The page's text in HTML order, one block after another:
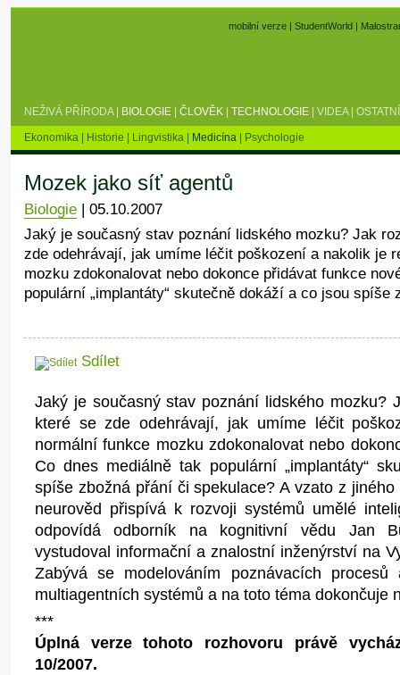
mobilní verze |StudentWorld |
NEŽIVÁ PŘÍRODA| BIOLOGIE | ČLOVĚK | TECHNOLOGIE | VIDEA| OSTATNÍ
Ekonomika | Historie | Lingvistika | Medicína | Psychologie
Mozek jako síť agentů
Biologie| 05.10.2007
Jaký je současný stav poznání lidského mozku? Jak
zde odehrávají, jak umíme léčit poškození a nakolik je
mozku zdokonalovat nebo dokonce přidávat funkce
populární „implantáty“ skutečně dokáží a co jsou spíše
Sdílet
Jaký je současný stav poznání lidského mozku?
které se zde odehrávají, jak umíme léčit
normální funkce mozku zdokonalovat nebo
Co dnes mediálně tak populární „implantáty“
spíše zbožná přání či spekulace? A vzato z
neurověd přispívá k rozvoji systémů umělé
odpovídá odborník na kognitivní vědu Jan
vystudoval informační a znalostní inženýrství na
Zabývá se modelováním poznávacích procesů
multiagentních systémů a na toto téma dokončuje
***
Úplná verze tohoto rozhovoru právě
10/2007.